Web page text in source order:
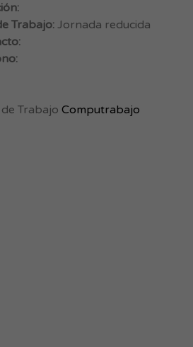
Trabajo: Jornada reducida
Trabajo Computrabajo